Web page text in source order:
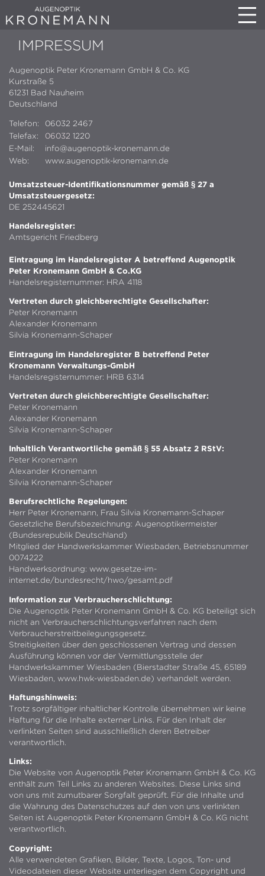
IMPRESSUM
Augenoptik Peter Kronemann GmbH & Co. KG
Kurstraße 5
61231 Bad Nauheim
Deutschland
Telefon:
06032 2467
Telefax:
06032 1220
E-Mail:
info@augenoptik-kronemann.de
Web:
www.augenoptik-kronemann.de
Umsatzsteuer-Identifikationsnummer gemäß § 27 a
Umsatzsteuergesetz:
DE 252445621
Handelsregister:
Amtsgericht Friedberg
Eintragung im Handelsregister A betreffend Augenoptik
Peter Kronemann GmbH & Co.KG
Handelsregisternummer: HRA 4118
Vertreten durch gleichberechtigte Gesellschafter:
Peter Kronemann
Alexander Kronemann
Silvia Kronemann-Schaper
Eintragung im Handelsregister B betreffend Peter
Kronemann Verwaltungs-GmbH
Handelsregisternummer: HRB 6314
Vertreten durch gleichberechtigte Gesellschafter:
Peter Kronemann
Alexander Kronemann
Silvia Kronemann-Schaper
Inhaltlich Verantwortliche gemäß § 55 Absatz 2 RStV:
Peter Kronemann
Alexander Kronemann
Silvia Kronemann-Schaper
Berufsrechtliche Regelungen:
Herr Peter Kronemann, Frau Silvia Kronemann-Schaper
Gesetzliche Berufsbezeichnung: Augenoptikermeister
(Bundesrepublik Deutschland)
Mitglied der Handwerkskammer Wiesbaden, Betriebsnummer
0074222
Handwerksordnung: www.gesetze-im-
internet.de/bundesrecht/hwo/gesamt.pdf
Information zur Verbraucherschlichtung:
Die Augenoptik Peter Kronemann GmbH & Co. KG beteiligt sich
nicht an Verbraucherschlichtungsverfahren nach dem
Verbraucherstreitbeilegungsgesetz.
Streitigkeiten über den geschlossenen Vertrag und dessen
Ausführung können vor der Vermittlungsstelle der
Handwerkskammer Wiesbaden (Bierstadter Straße 45, 65189
Wiesbaden, www.hwk-wiesbaden.de) verhandelt werden.
Haftungshinweis:
Trotz sorgfältiger inhaltlicher Kontrolle übernehmen wir keine
Haftung für die Inhalte externer Links. Für den Inhalt der
verlinkten Seiten sind ausschließlich deren Betreiber
verantwortlich.
Links:
Die Website von Augenoptik Peter Kronemann GmbH & Co. KG
enthält zum Teil Links zu anderen Websites. Diese Links sind
von uns mit zumutbarer Sorgfalt geprüft. Für die Inhalte und
die Wahrung des Datenschutzes auf den von uns verlinkten
Seiten ist Augenoptik Peter Kronemann GmbH & Co. KG nicht
verantwortlich.
Copyright:
Alle verwendeten Grafiken, Bilder, Texte, Logos, Ton- und
Videodateien dieser Website unterliegen dem Copyright und